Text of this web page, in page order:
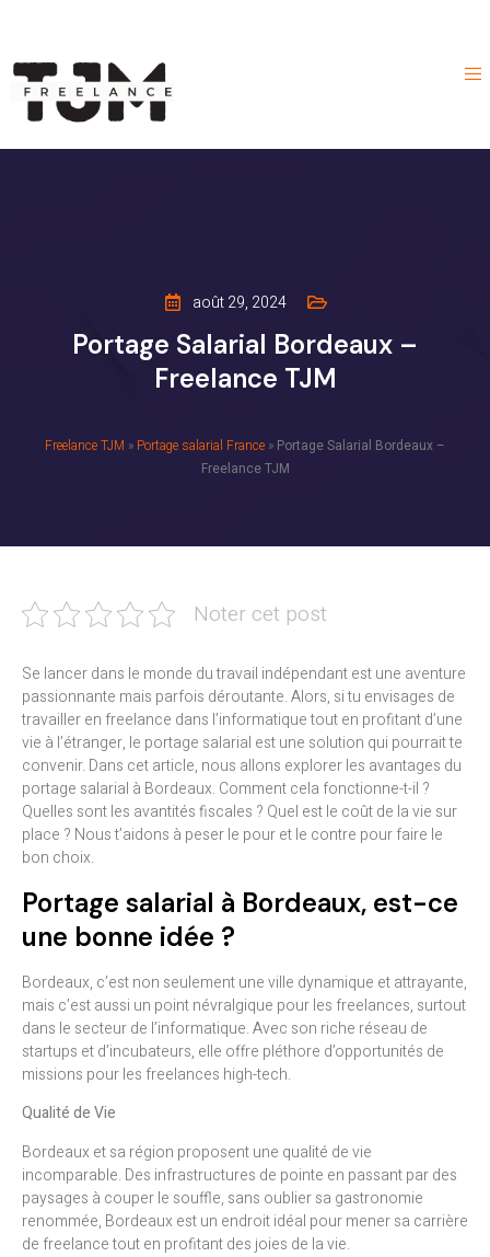
août 29, 2024
Portage Salarial Bordeaux –
Freelance TJM
Freelance TJM » Portage salarial France » Portage Salarial Bordeaux –
Freelance TJM
Noter cet post
Se lancer dans le monde du travail indépendant est une aventure
passionnante mais parfois déroutante. Alors, si tu envisages de
travailler en freelance dans l’informatique tout en profitant d’une
vie à l’étranger, le portage salarial est une solution qui pourrait te
convenir. Dans cet article, nous allons explorer les avantages du
portage salarial à Bordeaux. Comment cela fonctionne-t-il ?
Quelles sont les avantités fiscales ? Quel est le coût de la vie sur
place ? Nous t’aidons à peser le pour et le contre pour faire le
bon choix.
Portage salarial à Bordeaux, est-ce
une bonne idée ?
Bordeaux, c’est non seulement une ville dynamique et attrayante,
mais c’est aussi un point névralgique pour les freelances, surtout
dans le secteur de l’informatique. Avec son riche réseau de
startups et d’incubateurs, elle offre pléthore d’opportunités de
missions pour les freelances high-tech.
Qualité de Vie
Bordeaux et sa région proposent une qualité de vie
incomparable. Des infrastructures de pointe en passant par des
paysages à couper le souffle, sans oublier sa gastronomie
renommée, Bordeaux est un endroit idéal pour mener sa carrière
de freelance tout en profitant des joies de la vie.